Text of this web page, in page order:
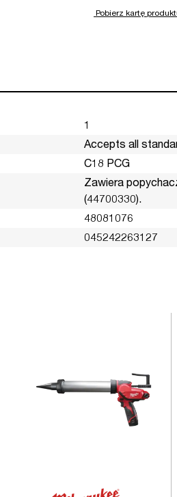
Pobierz kartę
1
Accepts all
C18 PCG
Zawiera
(44700330).
48081076
045242263127